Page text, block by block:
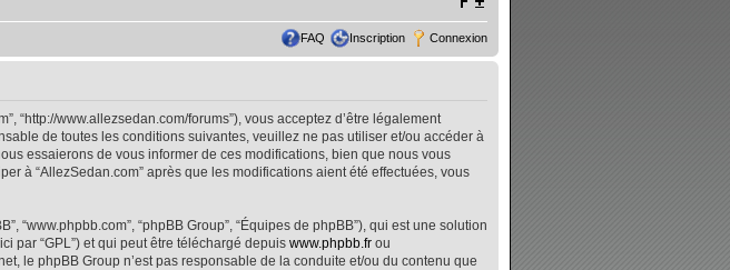
FAQ Inscription Connexion
“http://www.allezsedan.com/forums”), vous acceptez d’être légalement
de toutes les conditions suivantes, veuillez ne pas utiliser et/ou accéder à
essaierons de vous informer de ces modifications, bien que nous vous
à “AllezSedan.com” après que les modifications aient été effectuées, vous
“www.phpbb.com”, “phpBB Group”, “Équipes de phpBB”), qui est une solution
par “GPL”) et qui peut être téléchargé depuis www.phpbb.fr ou
le phpBB Group n’est pas responsable de la conduite et/ou du contenu que